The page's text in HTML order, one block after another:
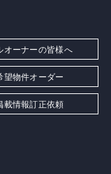
オーナーの皆様へ
望物件オーダー
載情報訂正依頼